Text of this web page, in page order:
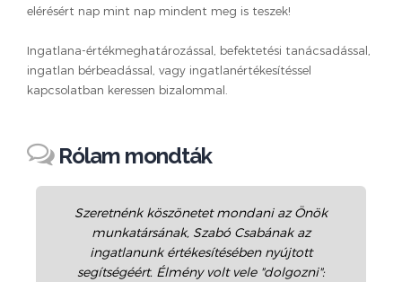
elérésért nap mint nap mindent meg is teszek!
Ingatlana-értékmeghatározással, befektetési tanácsadással,
ingatlan bérbeadással, vagy ingatlanértékesítéssel
kapcsolatban keressen bizalommal.
Rólam mondták
Szeretnénk köszönetet mondani az Önök
munkatársának, Szabó Csabának az
ingatlanunk értékesítésében nyújtott
segítségéért. Élmény volt vele "dolgozni":